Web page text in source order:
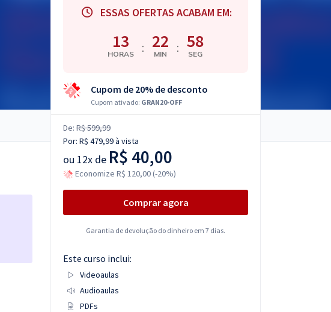
ESSAS OFERTAS ACABAM EM:
13
HORAS : 22
MIN : 57
SEG
Cupom de 20% de desconto
Cupom ativado: GRAN20-OFF
De: R$ 599,99
Por: R$ 479,99à vista
ou 12x de R$ 40,00
Economize R$ 120,00 (-20%)
Comprar agora
Garantia de devolução do dinheiro em 7 dias.
Este curso inclui:
Videoaulas
Audioaulas
PDFs